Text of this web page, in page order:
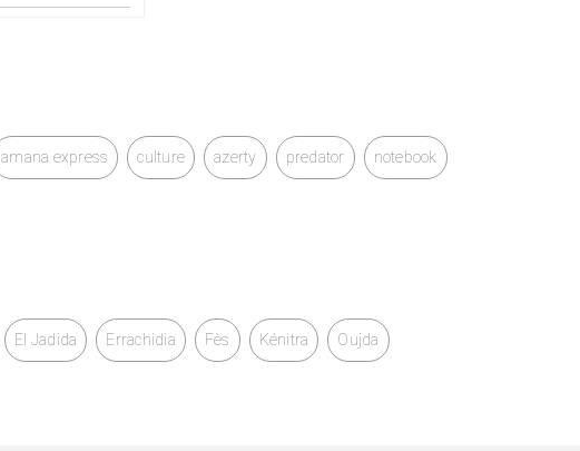
amana express culture azerty predator notebook
El Jadida Errachidia Fès Kénitra Oujda